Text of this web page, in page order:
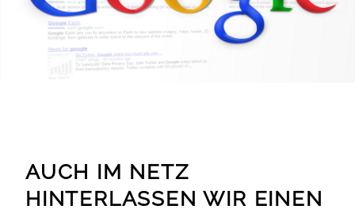
AUCH IM NETZ
HINTERLASSEN WIR EINEN